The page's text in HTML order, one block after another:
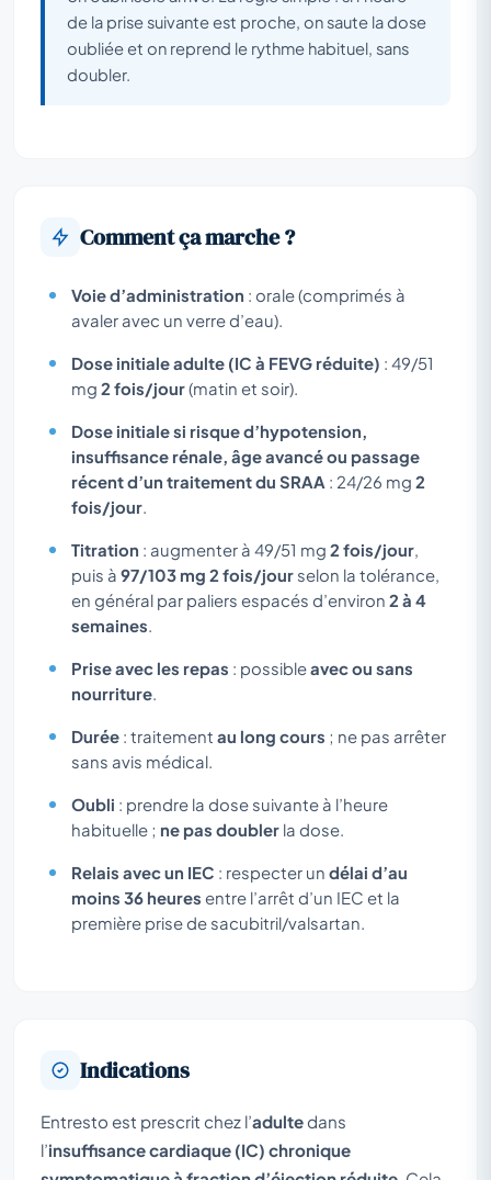
de la prise suivante est proche, on saute la dose
oubliée et on reprend le rythme habituel, sans
doubler.
Comment ça marche ?
Voie d’administration : orale (comprimés à
avaler avec un verre d’eau).
Dose initiale adulte (IC à FEVG réduite) : 49/51
mg 2 fois/jour(matin et soir).
Dose initiale si risque d’hypotension,
insuffisance rénale, âge avancé ou passage
récent d’un traitement du SRAA : 24/26 mg 2
fois/jour
Titration : augmenter à 49/51 mg 2 fois/jour
puis à 97/103 mg 2 fois/jour selon la tolérance,
en général par paliers espacés d’environ 2 à 4
semaines
Prise avec les repas : possibleavec ou sans
nourriture
Durée : traitement au long cours ; ne pas arrêter
sans avis médical.
Oubli : prendre la dose suivante à l’heure
habituelle ; ne pas doubler la dose.
Relais avec un IEC : respecter un délai d’au
moins 36 heures entre l’arrêt d’un IEC et la
première prise de sacubitril/valsartan.
Indications
Entresto est prescrit chez l’adulte dans
l’insuffisance cardiaque (IC) chronique